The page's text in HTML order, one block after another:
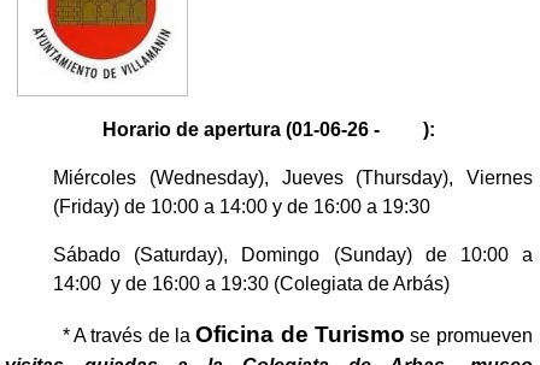
Horario de apertura (01-06-26 - ):
Miércoles (Wednesday), Jueves (Thursday), Viernes
(Friday) de 10:00 a 14:00 y de 16:00 a 19:30
Sábado (Saturday), Domingo (Sunday) de 10:00 a
14:00 y de 16:00 a 19:30 (Colegiata de Arbás)
* A través de laOficina de Turismo se promueven